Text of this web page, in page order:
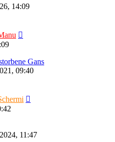
14:09
Gans
09:40
11:47